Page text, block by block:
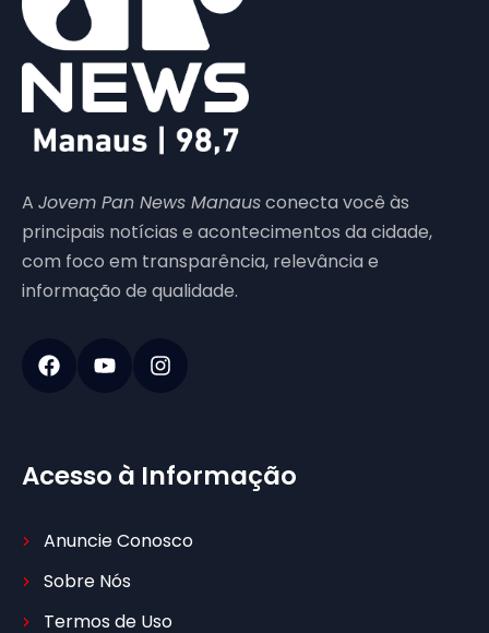
A Jovem Pan News Manausconecta você às
principais notícias e acontecimentos da cidade,
com foco em transparência, relevância e
informação de qualidade.
Acesso à Informação
Anuncie Conosco
Sobre Nós
Termos de Uso